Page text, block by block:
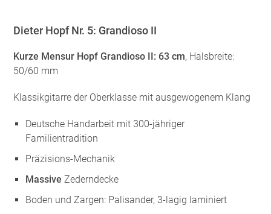
Dieter Hopf Nr. 5: Grandioso II
Kurze Mensur Hopf Grandioso II: 63 cm, Halsbreite:
50/60 mm
Klassikgitarre der Oberklasse mit ausgewogenem Klang
Deutsche Handarbeit mit 300-jähriger
Familientradition
Präzisions-Mechanik
MassiveZederndecke
Boden und Zargen: Palisander, 3-lagig laminiert